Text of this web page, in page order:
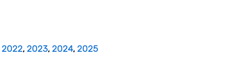
2022, 2023, 2024, 2025